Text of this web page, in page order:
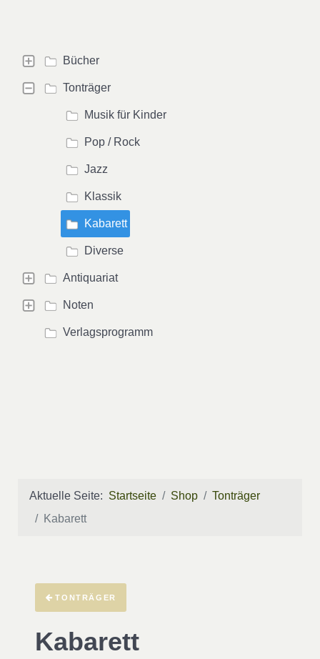
Bücher
Tonträger
Musik für Kinder
Pop / Rock
Jazz
Klassik
Kabarett
Diverse
Antiquariat
Noten
Verlagsprogramm
Aktuelle Seite: Startseite Shop
Tonträger
Kabarett
TONTRÄGER
Kabarett